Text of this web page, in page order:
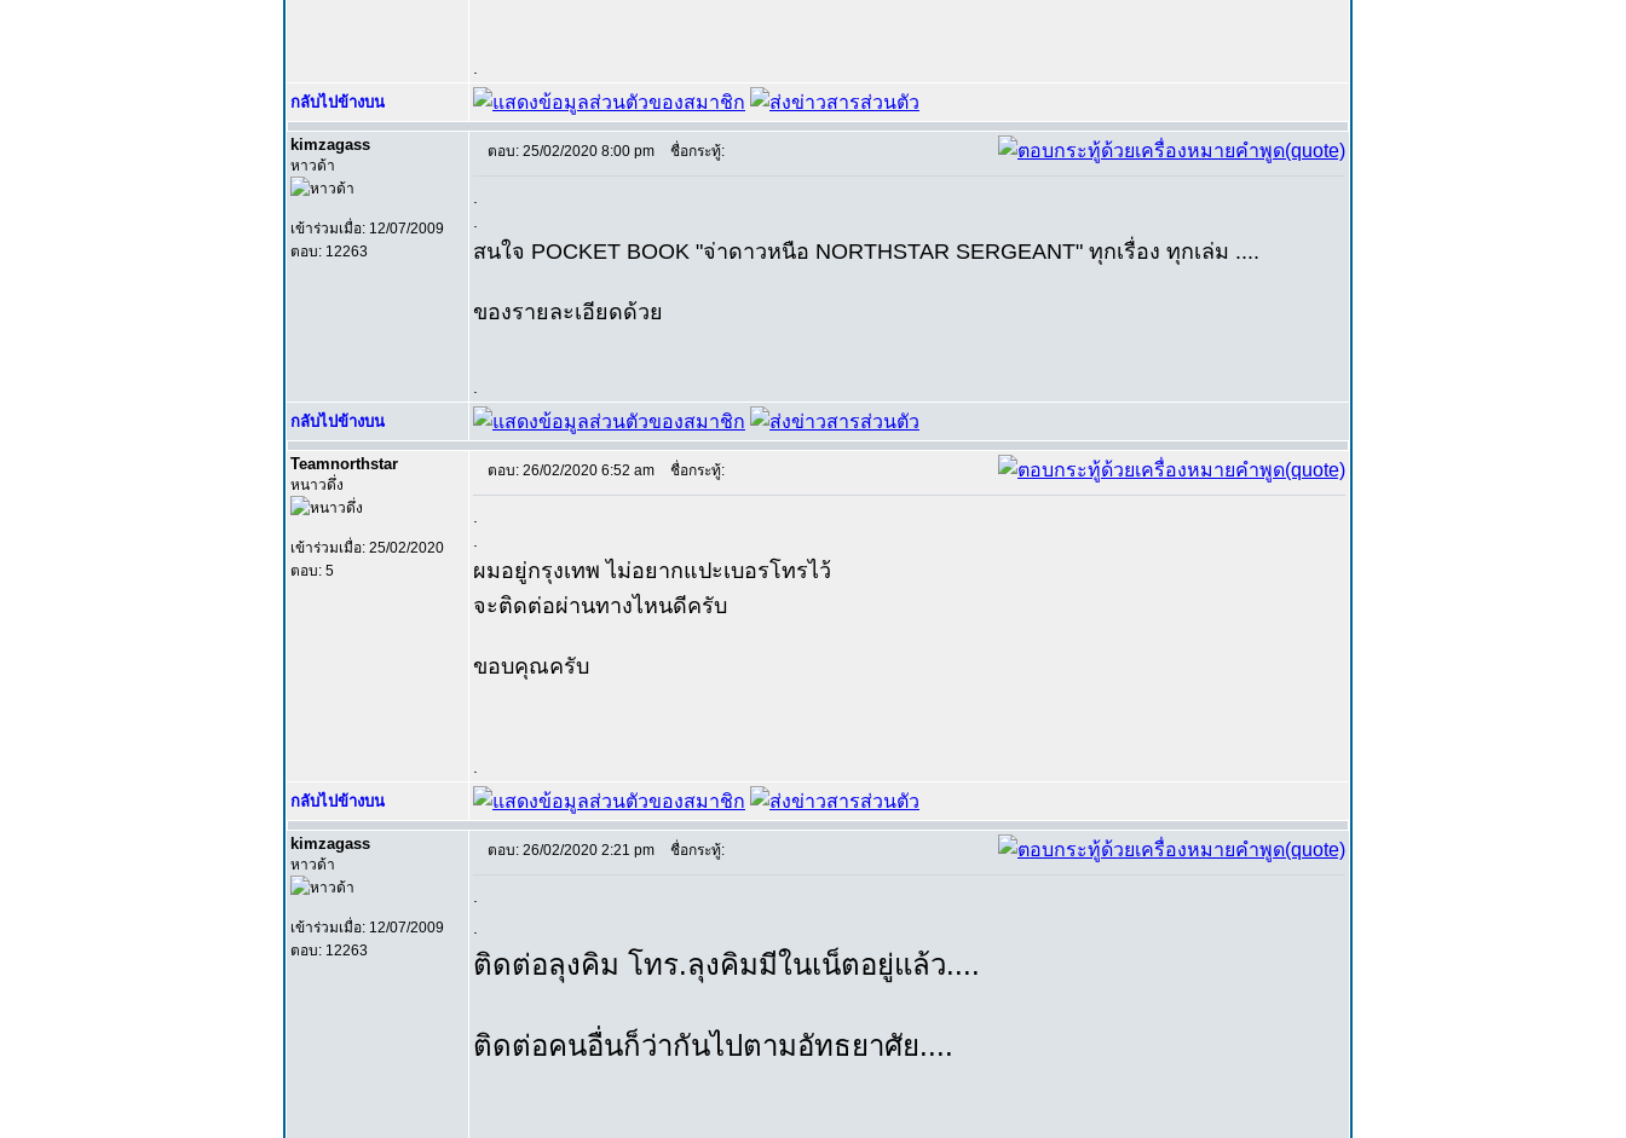
กลับไปข้างบน
kimzagass
หาวด้า
เข้าร่วมเมื่อ: 12/07/2009
ตอบ: 12263
ตอบ: 25/02/2020 8:00 pm ชื่อกระทู้:
สนใจ POCKET BOOK "จ่าดาวหนือ NORTHSTAR SERGEANT" ทุกเรื่อง ทุกเล่ม ....
ของรายละเอียดด้วย
กลับไปข้างบน
Teamnorthstar
หนาวดึ่ง
เข้าร่วมเมื่อ: 25/02/2020
ตอบ: 5
ตอบ: 26/02/2020 6:52 am ชื่อกระทู้:
ผมอยู่กรุงเทพ ไม่อยากแปะเบอรโทรไว้
จะติดต่อผ่านทางไหนดีครับ
ขอบคุณครับ
กลับไปข้างบน
kimzagass
หาวด้า
เข้าร่วมเมื่อ: 12/07/2009
ตอบ: 12263
ตอบ: 26/02/2020 2:21 pm ชื่อกระทู้:
ติดต่อลุงคิม โทร.ลุงคิมมีในเน็ตอยู่แล้ว....
ติดต่อคนอื่นก็ว่ากันไปตามอัทธยาศัย....